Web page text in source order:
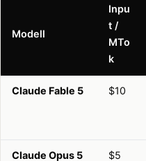
Modell
Inpu
t /
MTo
k
Claude Fable 5 $10
Claude Opus 5 $5